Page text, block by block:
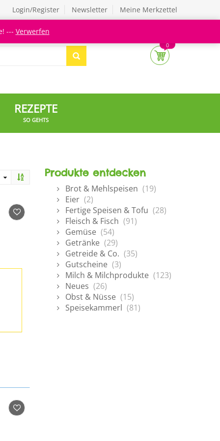
Login/Register Newsletter Meine Merkzettel
0
REZEPTE
SO GEHTS
Produkte entdecken
Brot & Mehlspeisen (19)
Eier (2)
Fertige Speisen & Tofu (28)
Fleisch & Fisch (91)
Gemüse (54)
Getränke (29)
Getreide & Co. (35)
Gutscheine (3)
Milch & Milchprodukte (123)
Neues (26)
Obst & Nüsse (15)
Speisekammerl (81)
--- Verwerfen